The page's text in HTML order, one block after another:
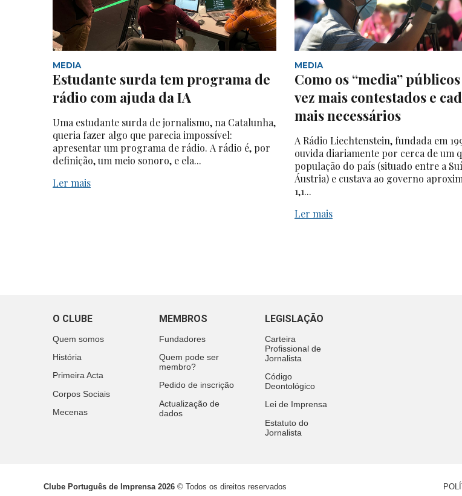
MEDIA
Estudante surda tem programa de
rádio com ajuda da IA
Uma estudante surda de jornalismo, na Catalunha,
queria fazer algo que parecia impossível:
apresentar um programa de rádio. A rádio é, por
definição, um meio sonoro, e ela...
Ler mais
MEDIA
Como os “media”
vez mais contestados e
mais necessários
A Rádio Liechtenstein, fundada em
ouvida diariamente por cerca de um
população do país (situado entre a
Áustria) e custava ao governo
1,1...
Ler mais
O CLUBE
Quem somos
História
Primeira Acta
Corpos Sociais
Mecenas
MEMBROS
Fundadores
Quem pode ser
membro?
Pedido de inscrição
Actualização de
dados
LEGISLAÇÃO
Carteira
Profissional de
Jornalista
Código
Deontológico
Lei de Imprensa
Estatuto do
Jornalista
Clube Português de Imprensa 2026 © Todos os direitos reservados